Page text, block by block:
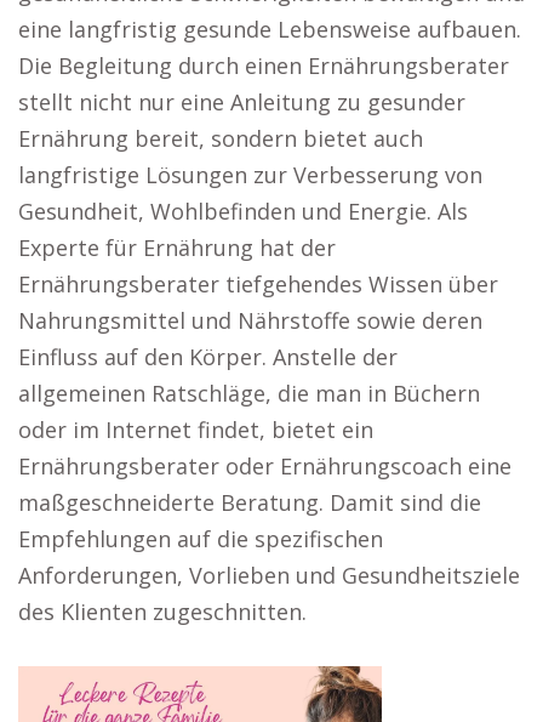
eine langfristig gesunde Lebensweise aufbauen.
Die Begleitung durch einen Ernährungsberater
stellt nicht nur eine Anleitung zu gesunder
Ernährung bereit, sondern bietet auch
langfristige Lösungen zur Verbesserung von
Gesundheit, Wohlbefinden und Energie. Als
Experte für Ernährung hat der
Ernährungsberater tiefgehendes Wissen über
Nahrungsmittel und Nährstoffe sowie deren
Einfluss auf den Körper. Anstelle der
allgemeinen Ratschläge, die man in Büchern
oder im Internet findet, bietet ein
Ernährungsberater oder Ernährungscoach eine
maßgeschneiderte Beratung. Damit sind die
Empfehlungen auf die spezifischen
Anforderungen, Vorlieben und Gesundheitsziele
des Klienten zugeschnitten.